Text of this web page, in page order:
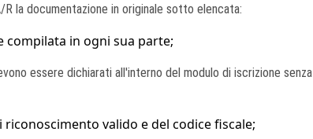
la documentazione in originale sotto elencata:
compilata in ogni sua parte;
essere dichiarati all'interno del modulo di iscrizione senza
valido e del codice fiscale;